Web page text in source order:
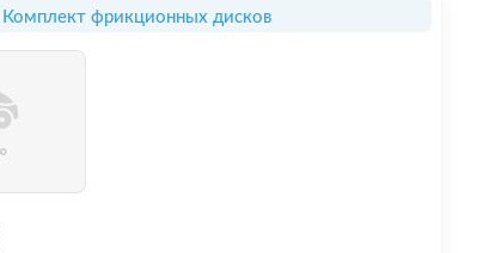
Комплект фрикционных дисков